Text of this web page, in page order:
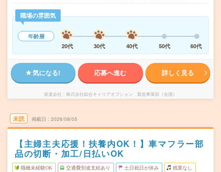
職場の雰囲気
年齢層
20代
30代 40代 50代 60代
気になる! 応募へ進む 詳しく見る
派遣会社 株式会社綜合キャリアオプション 製造事業部（全国）
未読 掲載日 2026/08/05
【主婦主夫応援！扶養内OK！】車マフラー部
品の切断・加工/日払いOK
職種未経験OK 交通費別途支給あり 土日祝日が休み 残業なし